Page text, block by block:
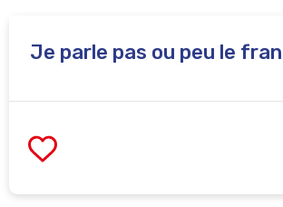
Je parle pas ou peu le